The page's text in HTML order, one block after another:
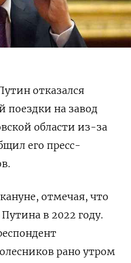
отказался
поездки на завод
области из-за
его пресс-
отмечая, что
в 2022 году.
рано утром